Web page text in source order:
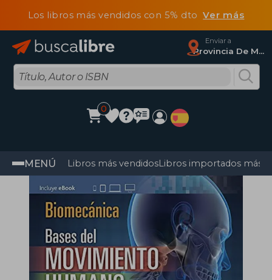
Los libros más vendidos con 5% dtoVer más
Enviar a
Provincia De Madrid
0
MENÚ Libros más vendidosLibros importados más